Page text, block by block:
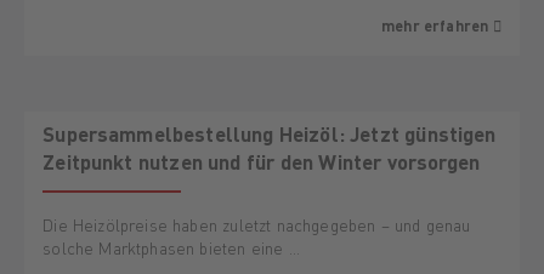
mehr erfahren
AKTION
Supersammelbestellung Heizöl: Jetzt günstigen
Zeitpunkt nutzen und für den Winter vorsorgen
Die Heizölpreise haben zuletzt nachgegeben – und genau
solche Marktphasen bieten eine …